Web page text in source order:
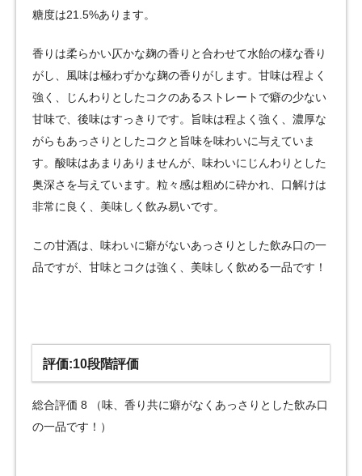
糖度は21.5%あります。
香りは柔らかい仄かな麹の香りと合わせて水飴の様な香り
がし、風味は極わずかな麹の香りがします。甘味は程よく
強く、じんわりとしたコクのあるストレートで癖の少ない
甘味で、後味はすっきりです。旨味は程よく強く、濃厚な
がらもあっさりとしたコクと旨味を味わいに与えていま
す。酸味はあまりありませんが、味わいにじんわりとした
奥深さを与えています。粒々感は粗めに砕かれ、口解けは
非常に良く、美味しく飲み易いです。
この甘酒は、味わいに癖がないあっさりとした飲み口の一
品ですが、甘味とコクは強く、美味しく飲める一品です！
評価:10段階評価
総合評価 8 （味、香り共に癖がなくあっさりとした飲み口
の一品です！）